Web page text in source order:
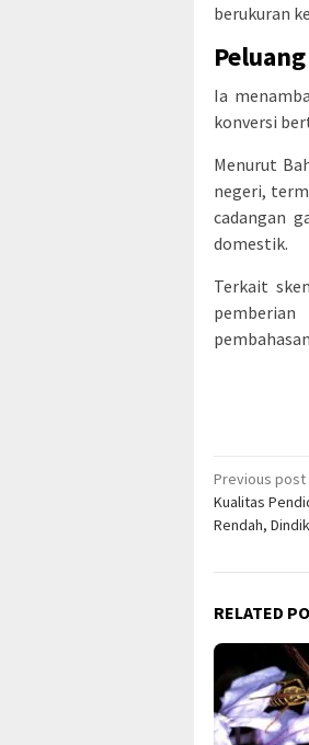
berukuran
Ia
konversi
Menurut
negeri,
cadangan
domestik.
Terkait
Post
Previous post
Kualitas
Rendah,
RELATED